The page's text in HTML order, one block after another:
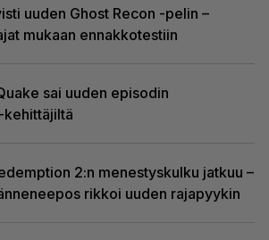
uuden Ghost Recon -pelin –
mukaan ennakkotestiin
sai uuden episodin
2:n menestyskulku jatkuu –
rikkoi uuden rajapyykin